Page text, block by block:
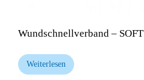
Wundschnellverband – SOFT
Weiterlesen